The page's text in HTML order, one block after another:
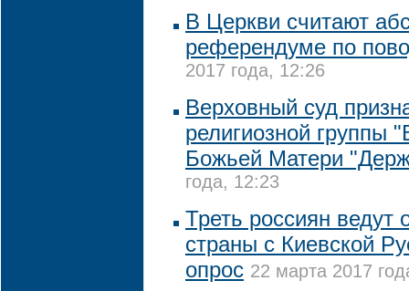
В Церкви считают
референдуме по
2017 года, 12:26
Верховный суд
религиозной группы
Божьей Матери
года, 12:23
Треть россиян ведут
страны с Киевской
опрос 22 марта 2017